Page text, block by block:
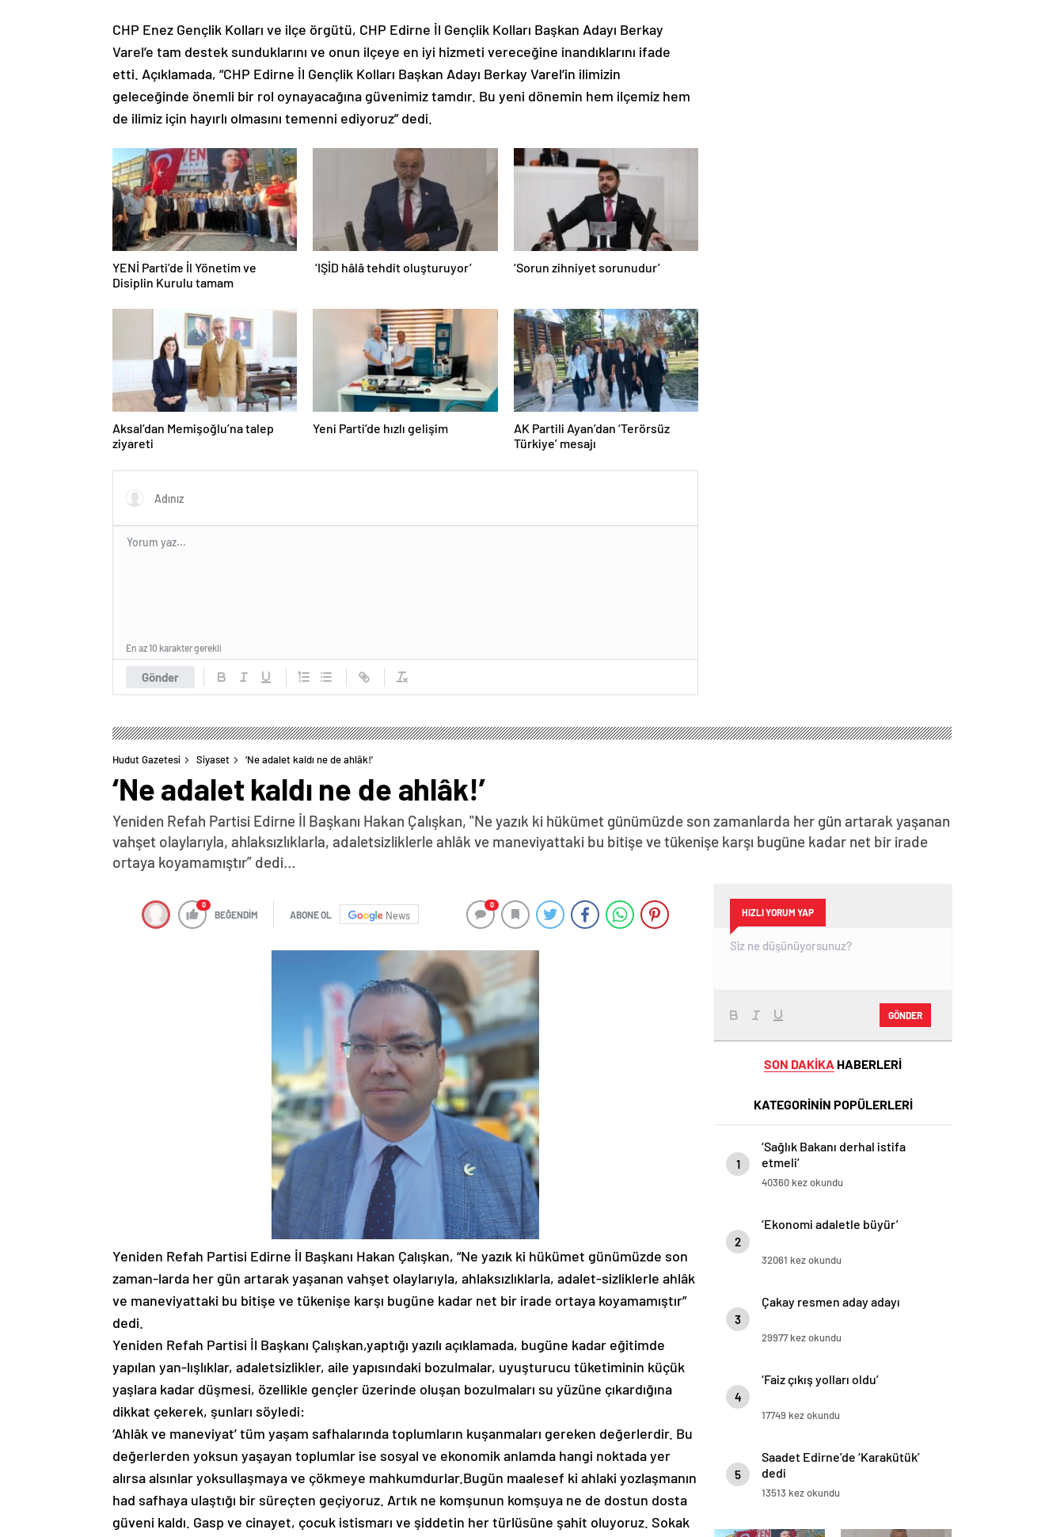
CHP Enez Gençlik Kolları ve ilçe örgütü, CHP Edirne İl Gençlik Kolları Başkan Adayı Berkay
Varel’e tam destek sunduklarını ve onun ilçeye en iyi hizmeti vereceğine inandıklarını ifade
etti. Açıklamada, “CHP Edirne İl Gençlik Kolları Başkan Adayı Berkay Varel’in ilimizin
geleceğinde önemli bir rol oynayacağına güvenimiz tamdır. Bu yeni dönemin hem ilçemiz hem
de ilimiz için hayırlı olmasını temenni ediyoruz” dedi.
YENİ Parti’de İl Yönetim ve
Disiplin Kurulu tamam
‘IŞİD hâlâ tehdit oluşturuyor’ ‘Sorun zihniyet sorunudur’
Aksal’dan Memişoğlu’na talep
ziyareti
Yeni Parti’de hızlı gelişim
AK Partili Ayan’dan ‘Terörsüz
Türkiye’ mesajı
Gönder
En az 10 karakter gerekli
Hudut Gazetesi Siyaset ‘Ne adalet kaldı ne de ahlâk!’
‘Ne adalet kaldı ne de ahlâk!’
Yeniden Refah Partisi Edirne İl Başkanı Hakan Çalışkan, "Ne yazık ki hükümet günümüzde son zamanlarda her gün artarak yaşanan
vahşet olaylarıyla, ahlaksızlıklarla, adaletsizliklerle ahlâk ve maneviyattaki bu bitişe ve tükenişe karşı bugüne kadar net bir irade
ortaya koyamamıştır” dedi…
0
BEĞENDİM ABONE OL News
0
Yeniden Refah Partisi Edirne İl Başkanı Hakan Çalışkan, “Ne yazık ki hükümet günümüzde son
zaman-larda her gün artarak yaşanan vahşet olaylarıyla, ahlaksızlıklarla, adalet-sizliklerle ahlâk
ve maneviyattaki bu bitişe ve tükenişe karşı bugüne kadar net bir irade ortaya koyamamıştır”
dedi.
Yeniden Refah Partisi İl Başkanı Çalışkan,yaptığı yazılı açıklamada, bugüne kadar eğitimde
yapılan yan-lışlıklar, adaletsizlikler, aile yapısındaki bozulmalar, uyuşturucu tüketiminin küçük
yaşlara kadar düşmesi, özellikle gençler üzerinde oluşan bozulmaları su yüzüne çıkardığına
dikkat çekerek, şunları söyledi:
‘Ahlâk ve maneviyat’ tüm yaşam safhalarında toplumların kuşanmaları gereken değerlerdir. Bu
değerlerden yoksun yaşayan toplumlar ise sosyal ve ekonomik anlamda hangi noktada yer
alırsa alsınlar yoksullaşmaya ve çökmeye mahkumdurlar.Bugün maalesef ki ahlaki yozlaşmanın
had safhaya ulaştığı bir süreçten geçiyoruz. Artık ne komşunun komşuya ne de dostun dosta
güveni kaldı. Gasp ve cinayet, çocuk istismarı ve şiddetin her türlüsüne şahit oluyoruz. Sokak
HIZLI YORUM YAP
GÖNDER
SON DAKİKA HABERLERİ
KATEGORİNİN POPÜLERLERİ
1
‘Sağlık Bakanı derhal istifa
etmeli’
40360 kez okundu
2
‘Ekonomi adaletle büyür’
32061 kez okundu
3
Çakay resmen aday adayı
29977 kez okundu
4
‘Faiz çıkış yolları oldu’
17749 kez okundu
5
Saadet Edirne’de ‘Karakütük’
dedi
13513 kez okundu